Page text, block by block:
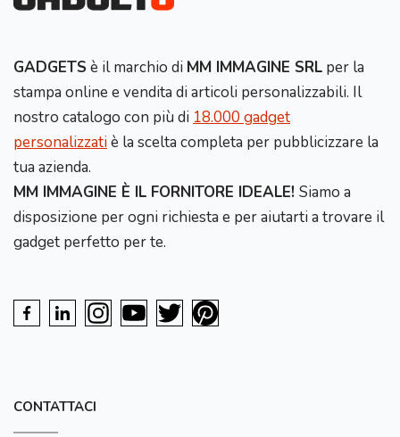
GADGETS è il marchio di MM IMMAGINE SRL per la
stampa online e vendita di articoli personalizzabili. Il
nostro catalogo con più di 18.000 gadget
personalizzatiè la scelta completa per pubblicizzare la
tua azienda.
MM IMMAGINE È IL FORNITORE IDEALE! Siamo a
disposizione per ogni richiesta e per aiutarti a trovare il
gadget perfetto per te.
CONTATTACI